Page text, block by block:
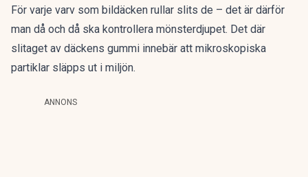
För varje varv som bildäcken rullar slits de – det är därför
man då och då ska kontrollera mönsterdjupet. Det där
slitaget av däckens gummi innebär att mikroskopiska
partiklar släpps ut i miljön.
ANNONS